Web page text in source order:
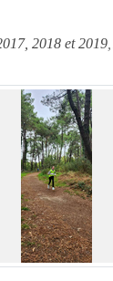
2018 et 2019